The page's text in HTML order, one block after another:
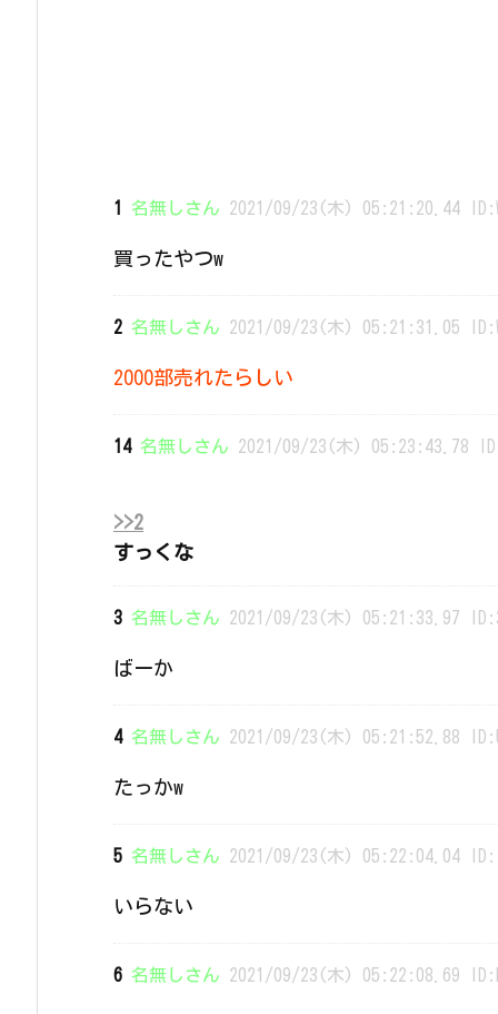
1 名無しさん 2021/09/23(木) 05:21:20.44
買ったやつw
2 名無しさん 2021/09/23(木) 05:21:31.05
2000部売れたらしい
14 名無しさん 2021/09/23(木) 05:23:43.78
>>2
すっくな
3 名無しさん 2021/09/23(木) 05:21:33.97
ばーか
4 名無しさん 2021/09/23(木) 05:21:52.88
たっかw
5 名無しさん 2021/09/23(木) 05:22:04.04
いらない
6 名無しさん 2021/09/23(木) 05:22:08.69